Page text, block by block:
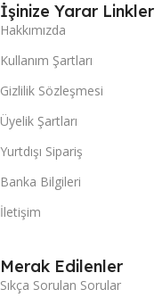
İşinize Yarar Linkler
Hakkımızda
Kullanım Şartları
Gizlilik Sözleşmesi
Üyelik Şartları
Yurtdışı Sipariş
Banka Bilgileri
İletişim
Merak Edilenler
Sıkça Sorulan Sorular